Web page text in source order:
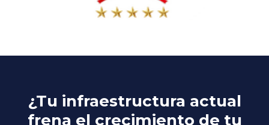
¿Tu infraestructura actual
frena el crecimiento de tu